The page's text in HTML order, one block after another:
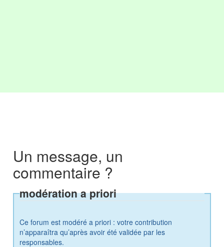
Un message, un
commentaire ?
modération a priori
Ce forum est modéré a priori : votre contribution
n’apparaîtra qu’après avoir été validée par les
responsables.